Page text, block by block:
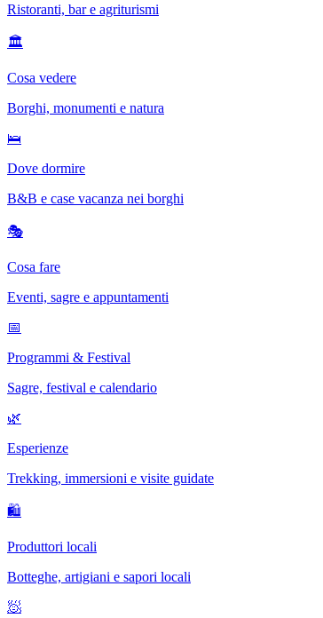
Ristoranti, bar e agriturismi
🏛
Cosa vedere
Borghi, monumenti e natura
🛌
Dove dormire
B&B e case vacanza nei borghi
🎭
Cosa fare
Eventi, sagre e appuntamenti
📅
Programmi & Festival
Sagre, festival e calendario
🌿
Esperienze
Trekking, immersioni e visite guidate
🛍
Produttori locali
Botteghe, artigiani e sapori locali
🧖